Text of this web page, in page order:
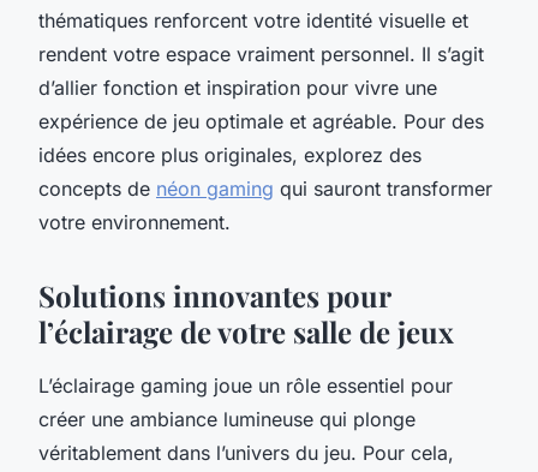
thématiques renforcent votre identité visuelle et
rendent votre espace vraiment personnel. Il s’agit
d’allier fonction et inspiration pour vivre une
expérience de jeu optimale et agréable. Pour des
idées encore plus originales, explorez des
concepts de néon gaming qui sauront transformer
votre environnement.
Solutions innovantes pour
l’éclairage de votre salle de jeux
L’éclairage gaming joue un rôle essentiel pour
créer une ambiance lumineuse qui plonge
véritablement dans l’univers du jeu. Pour cela,